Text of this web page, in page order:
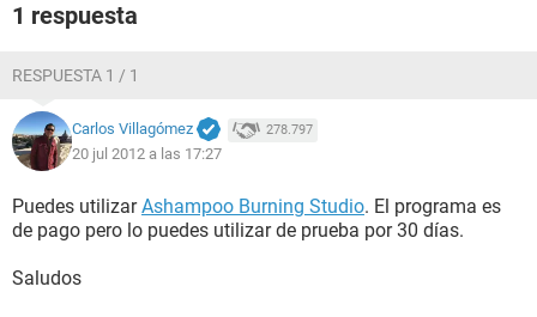
1 respuesta
RESPUESTA 1 / 1
Carlos Villagómez 278.797
20 jul 2012 a las 17:27
Puedes utilizarAshampoo Burning Studio. El programa es
de pago pero lo puedes utilizar de prueba por 30 días.
Saludos